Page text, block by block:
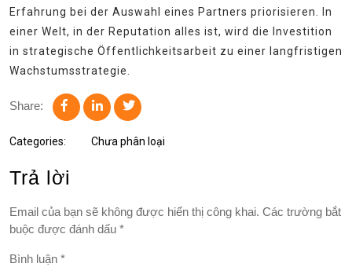
Erfahrung bei der Auswahl eines Partners priorisieren. In
einer Welt, in der Reputation alles ist, wird die Investition
in strategische Öffentlichkeitsarbeit zu einer langfristigen
Wachstumsstrategie.
Share:
Categories: Chưa phân loại
Trả lời
Email của bạn sẽ không được hiển thị công khai. Các trường bắt
buộc được đánh dấu *
Bình luận *